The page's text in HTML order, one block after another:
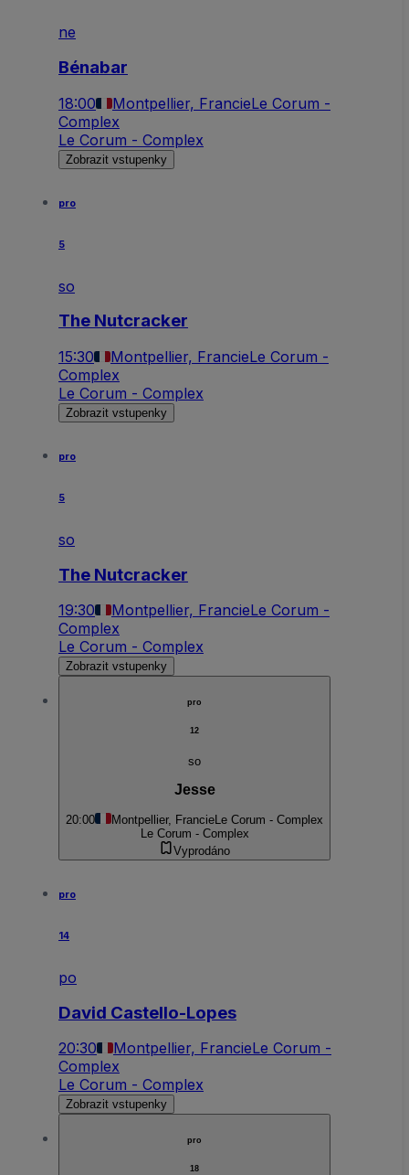
ne
Bénabar
18:00 Montpellier, FrancieLe Corum -
Complex
Le Corum - Complex
Zobrazit vstupenky
pro
5
so
The Nutcracker
15:30 Montpellier, FrancieLe Corum -
Complex
Le Corum - Complex
Zobrazit vstupenky
pro
5
so
The Nutcracker
19:30 Montpellier, FrancieLe Corum -
Complex
Le Corum - Complex
Zobrazit vstupenky
pro
12
so
Jesse
20:00 Montpellier, Francie Le Corum - Complex
Le Corum - Complex
Vyprodáno
pro
14
po
David Castello-Lopes
20:30 Montpellier, FrancieLe Corum -
Complex
Le Corum - Complex
Zobrazit vstupenky
pro
18